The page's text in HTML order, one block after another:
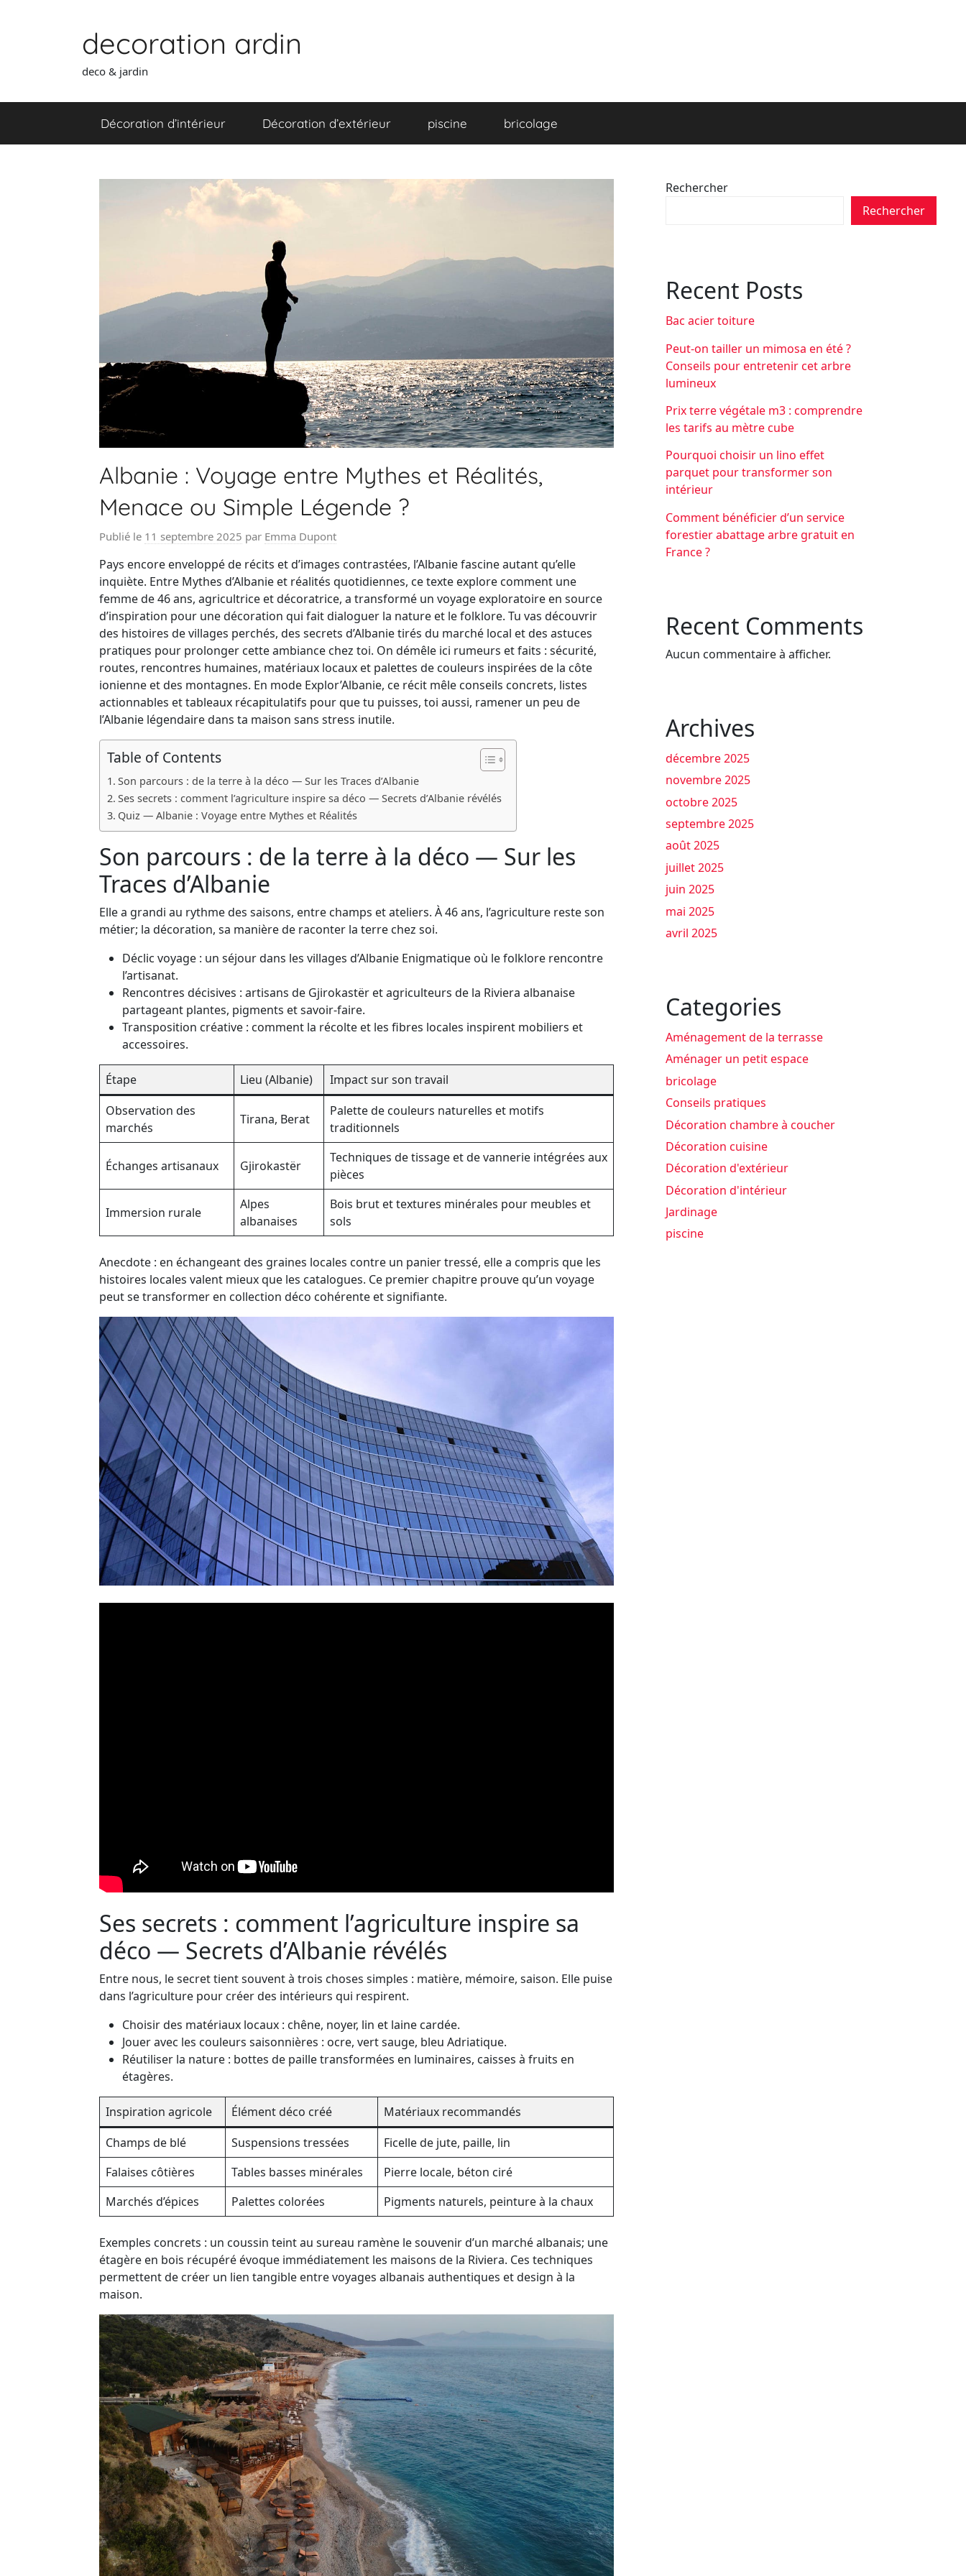
decoration ardin
deco & jardin
Décoration d’intérieur Décoration d’extérieur piscine bricolage
Albanie : Voyage entre Mythes et Réalités,
Menace ou Simple Légende ?
Publié le 11 septembre 2025 par Emma Dupont
Pays encore enveloppé de récits et d’images contrastées, l’Albanie fascine autant qu’elle
inquiète. Entre Mythes d’Albanie et réalités quotidiennes, ce texte explore comment une
femme de 46 ans, agricultrice et décoratrice, a transformé un voyage exploratoire en source
d’inspiration pour une décoration qui fait dialoguer la nature et le folklore. Tu vas découvrir
des histoires de villages perchés, des secrets d’Albanie tirés du marché local et des astuces
pratiques pour prolonger cette ambiance chez toi. On démêle ici rumeurs et faits : sécurité,
routes, rencontres humaines, matériaux locaux et palettes de couleurs inspirées de la côte
ionienne et des montagnes. En mode Explor’Albanie, ce récit mêle conseils concrets, listes
actionnables et tableaux récapitulatifs pour que tu puisses, toi aussi, ramener un peu de
l’Albanie légendaire dans ta maison sans stress inutile.
Table of Contents
Son parcours : de la terre à la déco — Sur les Traces d’Albanie
Ses secrets : comment l’agriculture inspire sa déco — Secrets d’Albanie révélés
Quiz — Albanie : Voyage entre Mythes et Réalités
Son parcours : de la terre à la déco — Sur les
Traces d’Albanie
Elle a grandi au rythme des saisons, entre champs et ateliers. À 46 ans, l’agriculture reste son
métier; la décoration, sa manière de raconter la terre chez soi.
Déclic voyage : un séjour dans les villages d’Albanie Enigmatique où le folklore rencontre
l’artisanat.
Rencontres décisives : artisans de Gjirokastër et agriculteurs de la Riviera albanaise
partageant plantes, pigments et savoir-faire.
Transposition créative : comment la récolte et les fibres locales inspirent mobiliers et
accessoires.
Étape Lieu (Albanie)
Impact sur son travail
Observation des
marchés
Tirana, Berat
Palette de couleurs naturelles et motifs
traditionnels
Échanges artisanaux Gjirokastër
Techniques de tissage et de vannerie intégrées aux
pièces
Immersion rurale
Alpes
albanaises
Bois brut et textures minérales pour meubles et
sols
Anecdote : en échangeant des graines locales contre un panier tressé, elle a compris que les
histoires locales valent mieux que les catalogues. Ce premier chapitre prouve qu’un voyage
peut se transformer en collection déco cohérente et signifiante.
Ses secrets : comment l’agriculture inspire sa
déco — Secrets d’Albanie révélés
Entre nous, le secret tient souvent à trois choses simples : matière, mémoire, saison. Elle puise
dans l’agriculture pour créer des intérieurs qui respirent.
Choisir des matériaux locaux : chêne, noyer, lin et laine cardée.
Jouer avec les couleurs saisonnières : ocre, vert sauge, bleu Adriatique.
Réutiliser la nature : bottes de paille transformées en luminaires, caisses à fruits en
étagères.
Inspiration agricole Élément déco créé
Matériaux recommandés
Champs de blé
Suspensions tressées
Ficelle de jute, paille, lin
Falaises côtières
Tables basses minérales
Pierre locale, béton ciré
Marchés d’épices
Palettes colorées Pigments naturels, peinture à la chaux
Exemples concrets : un coussin teint au sureau ramène le souvenir d’un marché albanais; une
étagère en bois récupéré évoque immédiatement les maisons de la Riviera. Ces techniques
permettent de créer un lien tangible entre voyages albanais authentiques et design à la
maison.
Rechercher
Rechercher
Recent Posts
Bac acier toiture
Peut-on tailler un mimosa en été ?
Conseils pour entretenir cet arbre
lumineux
Prix terre végétale m3 : comprendre
les tarifs au mètre cube
Pourquoi choisir un lino effet
parquet pour transformer son
intérieur
Comment bénéficier d’un service
forestier abattage arbre gratuit en
France ?
Recent Comments
Aucun commentaire à afficher.
Archives
décembre 2025
novembre 2025
octobre 2025
septembre 2025
août 2025
juillet 2025
juin 2025
mai 2025
avril 2025
Categories
Aménagement de la terrasse
Aménager un petit espace
bricolage
Conseils pratiques
Décoration chambre à coucher
Décoration cuisine
Décoration d'extérieur
Décoration d'intérieur
Jardinage
piscine